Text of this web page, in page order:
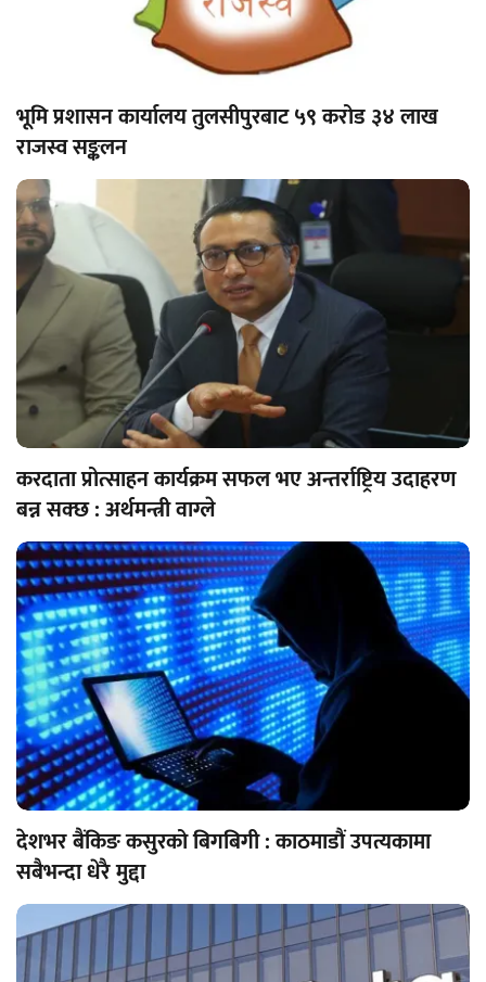
भूमि प्रशासन कार्यालय तुलसीपुरबाट ५९ करोड ३४ लाख
राजस्व सङ्कलन
करदाता प्रोत्साहन कार्यक्रम सफल भए अन्तर्राष्ट्रिय उदाहरण
बन्न सक्छ : अर्थमन्त्री वाग्ले
देशभर बैंकिङ कसुरको बिगबिगी : काठमाडौं उपत्यकामा
सबैभन्दा धेरै मुद्दा